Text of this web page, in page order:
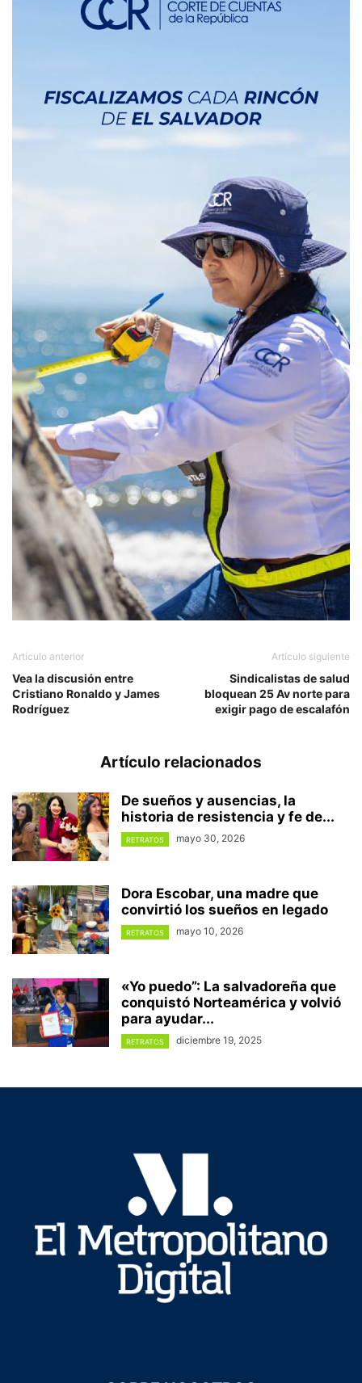
Artículo anterior
Vea la discusión entre
Cristiano Ronaldo y James
Rodríguez
Artículo siguiente
Sindicalistas de salud
bloquean 25 Av norte para
exigir pago de escalafón
Artículo relacionados
De sueños y ausencias, la
historia de resistencia y fe de...
RETRATOS mayo 30, 2026
Dora Escobar, una madre que
convirtió los sueños en legado
RETRATOS mayo 10, 2026
«Yo puedo”: La salvadoreña que
conquistó Norteamérica y volvió
para ayudar...
RETRATOS diciembre 19, 2025